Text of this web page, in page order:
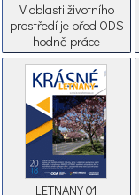
V oblasti životního
prostředí je před ODS
hodně práce
LETNANY 01